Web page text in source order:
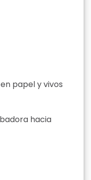
papel y vivos
hacia